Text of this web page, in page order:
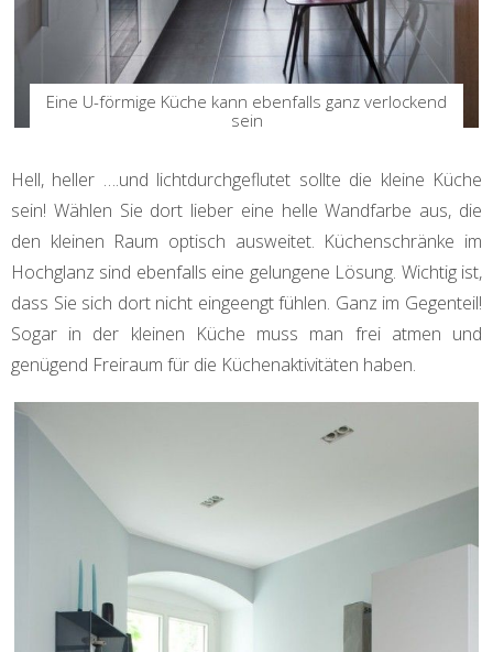
Eine U-förmige Küche kann ebenfalls ganz verlockend
sein
Hell, heller ….und lichtdurchgeflutet sollte die kleine Küche
sein! Wählen Sie dort lieber eine helle Wandfarbe aus, die
den kleinen Raum optisch ausweitet. Küchenschränke im
Hochglanz sind ebenfalls eine gelungene Lösung. Wichtig ist,
dass Sie sich dort nicht eingeengt fühlen. Ganz im Gegenteil!
Sogar in der kleinen Küche muss man frei atmen und
genügend Freiraum für die Küchenaktivitäten haben.